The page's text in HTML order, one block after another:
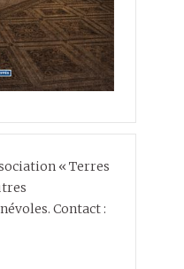
« Terres
Contact :